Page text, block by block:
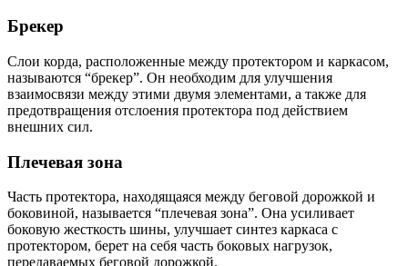
Брекер
Слои корда, расположенные между протектором и каркасом,
называются “брекер”. Он необходим для улучшения
взаимосвязи между этими двумя элементами, а также для
предотвращения отслоения протектора под действием
внешних сил.
Плечевая зона
Часть протектора, находящаяся между беговой дорожкой и
боковиной, называется “плечевая зона”. Она усиливает
боковую жесткость шины, улучшает синтез каркаса с
протектором, берет на себя часть боковых нагрузок,
передаваемых беговой дорожкой.